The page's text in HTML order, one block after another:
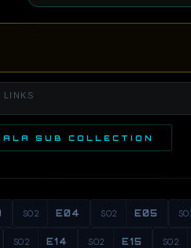
SUB COLLECTION
S02 E04 S02 E05
S02 E14 S02 E15 S02